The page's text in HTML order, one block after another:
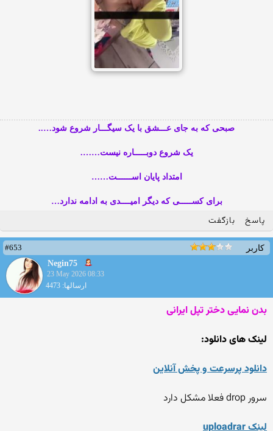
صبحی که به جای عـــشق با یک سیگـــار شروع شود…..
یک شروع دوبـــــاره نیست…….
امتداد پایان اســــــت……
برای کســـــی که دیگر امیــــدی به ادامه ندارد…
پاسخ بازگفت
کاربر
#653
Negin75
23 May 2026 08:33
ارسالها: 4473
بدن نمایی دختر تپل ایرانی
لینک های دانلود:
دانلود پرسرعت و پخش آنلاین
سرور drop فعلا مشکل دارد
لینک uploadrar